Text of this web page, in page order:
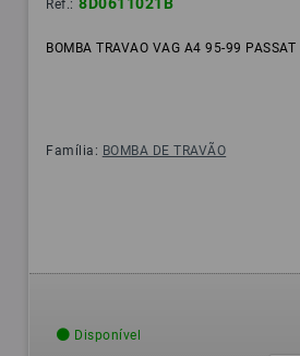
Ref.:
BOMBA TRAVAO VAG A4 95-99 PASSAT
Família: BOMBA DE TRAVÃO
Disponível